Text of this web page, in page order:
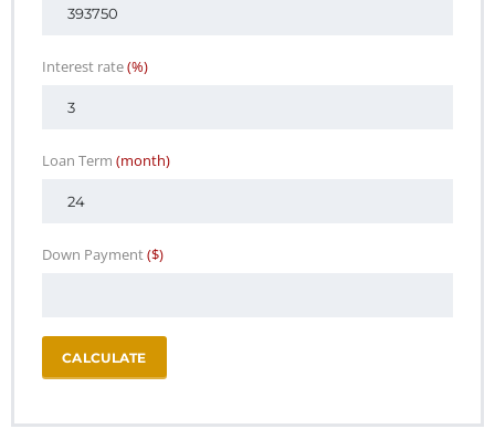
Interest rate(%)
Loan Term (month)
Down Payment($)
CALCULATE